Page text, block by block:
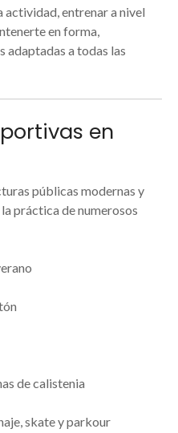
actividad, entrenar a nivel
en forma,
adaptadas a todas las
en
públicas modernas y
práctica de numerosos
de calistenia
skate y parkour